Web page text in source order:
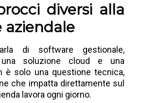
diversi alla
aziendale
di software gestionale,
soluzione cloud e una
è solo una questione tecnica,
che impatta direttamente sul
lavora ogni giorno.